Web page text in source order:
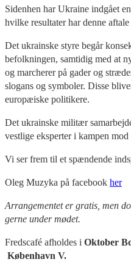
Sidenhen har Ukraine indgået
hvilke resultater har denne
Det ukrainske styre begår
befolkningen, samtidig med at
og marcherer på gader og
slogans og symboler. Disse
europæiske politikere.
Det ukrainske militær
vestlige eksperter i kampen
Vi ser frem til et spændende
Oleg Muzyka på facebook her
Arrangementet er gratis, men
gerne under mødet.
Fredscafé afholdes i Oktober
København V.